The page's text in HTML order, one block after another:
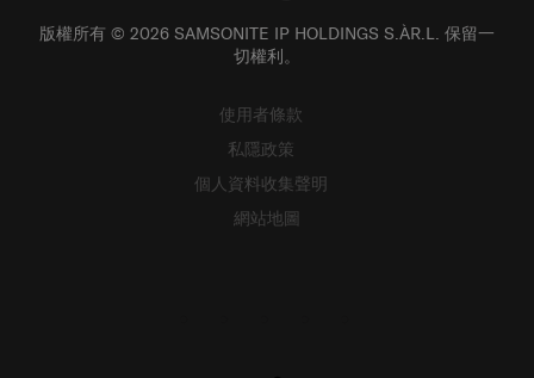
切權利。
私隱政策
個人資料收集聲明
網站地圖